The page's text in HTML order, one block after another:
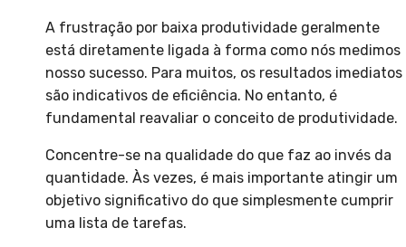
A frustração por baixa produtividade geralmente
está diretamente ligada à forma como nós medimos
nosso sucesso. Para muitos, os resultados imediatos
são indicativos de eficiência. No entanto, é
fundamental reavaliar o conceito de produtividade.
Concentre-se na qualidade do que faz ao invés da
quantidade. Às vezes, é mais importante atingir um
objetivo significativo do que simplesmente cumprir
uma lista de tarefas.